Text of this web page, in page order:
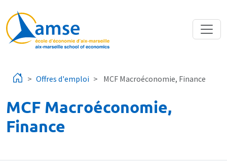
Offres d'emploi MCF Macroéconomie, Finance
MCF Macroéconomie,
Finance